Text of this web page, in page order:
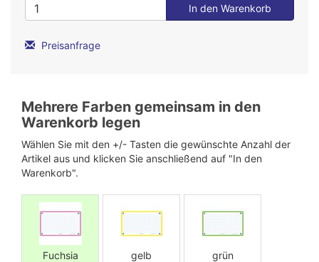
Preisanfrage
Mehrere Farben gemeinsam in den
Warenkorb legen
Wählen Sie mit den +/- Tasten die gewünschte Anzahl der
Artikel aus und klicken Sie anschließend auf "In den
Warenkorb".
Fuchsia gelb grün